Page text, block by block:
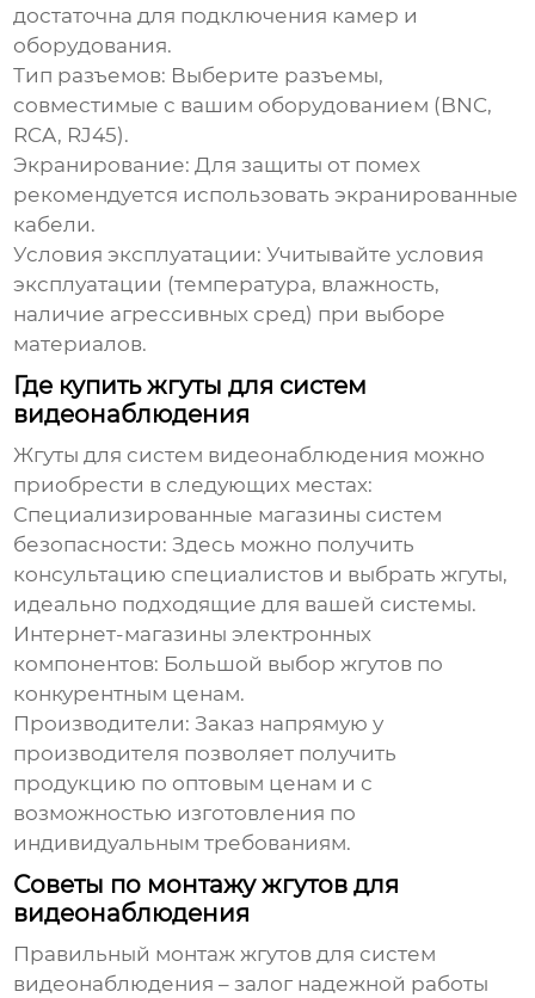
достаточна для подключения камер и
оборудования.
Тип разъемов: Выберите разъемы,
совместимые с вашим оборудованием (BNC,
RCA, RJ45).
Экранирование: Для защиты от помех
рекомендуется использовать экранированные
кабели.
Условия эксплуатации: Учитывайте условия
эксплуатации (температура, влажность,
наличие агрессивных сред) при выборе
материалов.
Где купить жгуты для систем
видеонаблюдения
Жгуты для систем видеонаблюдения можно
приобрести в следующих местах:
Специализированные магазины систем
безопасности: Здесь можно получить
консультацию специалистов и выбрать жгуты,
идеально подходящие для вашей системы.
Интернет-магазины электронных
компонентов: Большой выбор жгутов по
конкурентным ценам.
Производители: Заказ напрямую у
производителя позволяет получить
продукцию по оптовым ценам и с
возможностью изготовления по
индивидуальным требованиям.
Советы по монтажу жгутов для
видеонаблюдения
Правильный монтажжгутов для систем
видеонаблюдения – залог надежной работы